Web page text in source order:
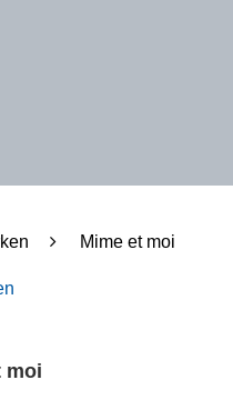
Mime et moi
moi